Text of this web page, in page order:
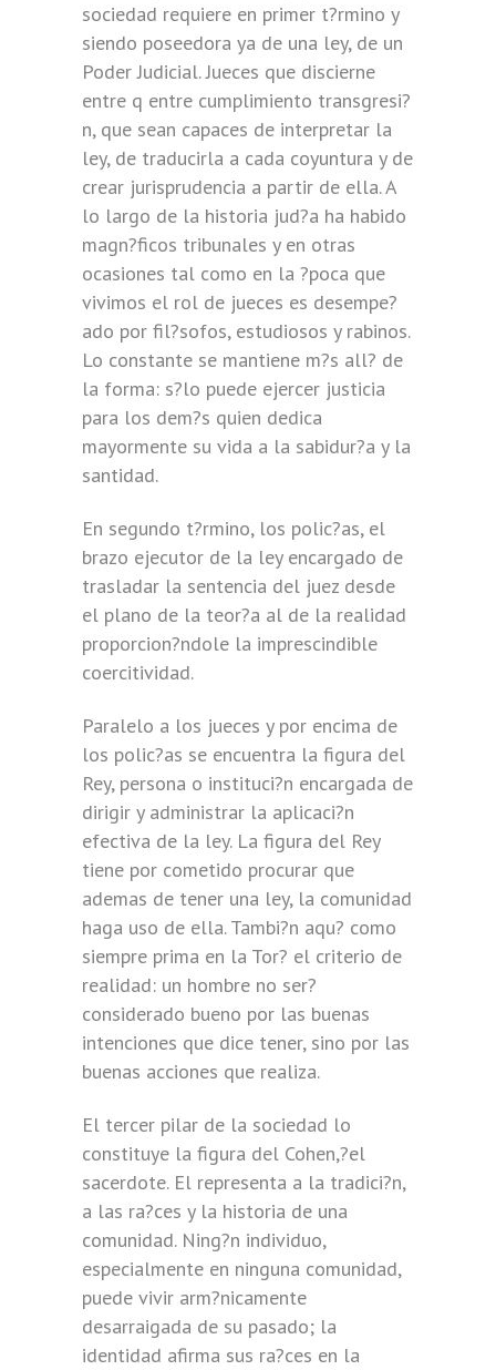
sociedad requiere en primer t?rmino y
siendo poseedora ya de una ley, de un
Poder Judicial. Jueces que discierne
entre q entre cumplimiento transgresi?
n, que sean capaces de interpretar la
ley, de traducirla a cada coyuntura y de
crear jurisprudencia a partir de ella. A
lo largo de la historia jud?a ha habido
magn?ficos tribunales y en otras
ocasiones tal como en la ?poca que
vivimos el rol de jueces es desempe?
ado por fil?sofos, estudiosos y rabinos.
Lo constante se mantiene m?s all? de
la forma: s?lo puede ejercer justicia
para los dem?s quien dedica
mayormente su vida a la sabidur?a y la
santidad.
En segundo t?rmino, los polic?as, el
brazo ejecutor de la ley encargado de
trasladar la sentencia del juez desde
el plano de la teor?a al de la realidad
proporcion?ndole la imprescindible
coercitividad.
Paralelo a los jueces y por encima de
los polic?as se encuentra la figura del
Rey, persona o instituci?n encargada de
dirigir y administrar la aplicaci?n
efectiva de la ley. La figura del Rey
tiene por cometido procurar que
ademas de tener una ley, la comunidad
haga uso de ella. Tambi?n aqu? como
siempre prima en la Tor? el criterio de
realidad: un hombre no ser?
considerado bueno por las buenas
intenciones que dice tener, sino por las
buenas acciones que realiza.
El tercer pilar de la sociedad lo
constituye la figura del Cohen,?el
sacerdote. El representa a la tradici?n,
a las ra?ces y la historia de una
comunidad. Ning?n individuo,
especialmente en ninguna comunidad,
puede vivir arm?nicamente
desarraigada de su pasado; la
identidad afirma sus ra?ces en la